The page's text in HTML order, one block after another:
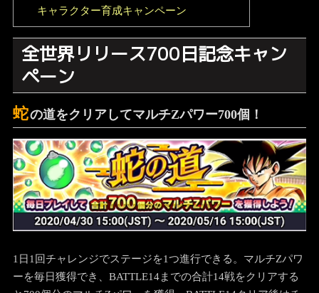
キャラクター育成キャンペーン
全世界リリース700日記念キャン
ペーン
蛇の道をクリアしてマルチZパワー700個！
1日1回チャレンジでステージを1つ進行できる。マルチZパワ
ーを毎日獲得でき、BATTLE14までの合計14戦をクリアする